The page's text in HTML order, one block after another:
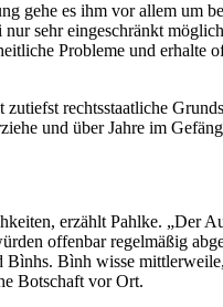
gehe es ihm vor allem
sehr eingeschränkt
Probleme und
rechtsstaatliche
und über Jahre im
erzählt Pahlke. „Der
offenbar regelmäßig
Bình wisse
Botschaft vor Ort.